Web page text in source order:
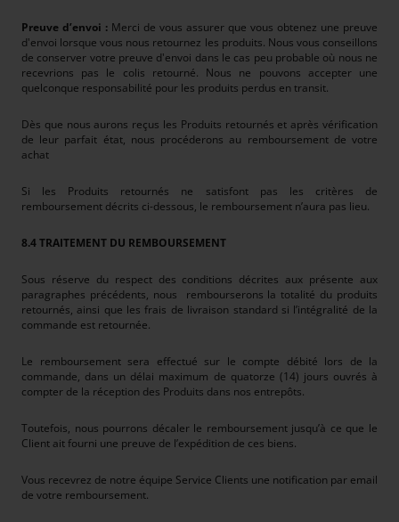
Preuve d’envoi : Merci de vous assurer que vous obtenez une preuve
d'envoi lorsque vous nous retournez les produits. Nous vous conseillons
de conserver votre preuve d'envoi dans le cas peu probable où nous ne
recevrions pas le colis retourné. Nous ne pouvons accepter une
quelconque responsabilité pour les produits perdus en transit.
Dès que nous aurons reçus les Produits retournés et après vérification
de leur parfait état, nous procéderons au remboursement de votre
achat
Si les Produits retournés ne satisfont pas les critères de
remboursement décrits ci-dessous, le remboursement n’aura pas lieu.
8.4 TRAITEMENT DU REMBOURSEMENT
Sous réserve du respect des conditions décrites aux présente aux
paragraphes précédents, nous
rembourserons la totalité du produits
retournés, ainsi que les frais de livraison standard si l’intégralité de la
commande est retournée.
Le remboursement sera effectué sur le compte débité lors de la
commande, dans un délai maximum de quatorze (14) jours ouvrés à
compter de la réception des Produits dans nos entrepôts.
Toutefois, nous pourrons décaler le remboursement jusqu’à ce que le
Client ait fourni une preuve de l’expédition de ces biens.
Vous recevrez de notre équipe Service Clients une notification par email
de votre remboursement.